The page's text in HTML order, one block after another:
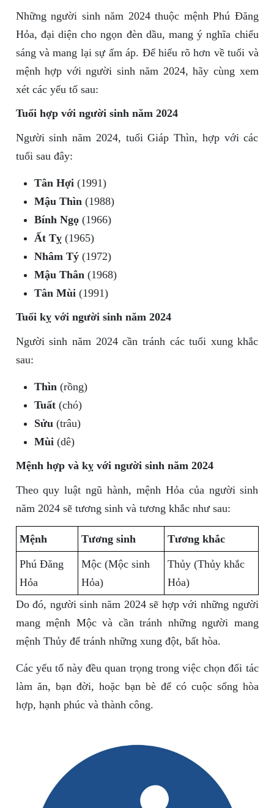
Những người sinh năm 2024 thuộc mệnh Phú Đăng
Hỏa, đại diện cho ngọn đèn dầu, mang ý nghĩa chiếu
sáng và mang lại sự ấm áp. Để hiểu rõ hơn về tuổi và
mệnh hợp với người sinh năm 2024, hãy cùng xem
xét các yếu tố sau:
Tuổi hợp với người sinh năm 2024
Người sinh năm 2024, tuổi Giáp Thìn, hợp với các
tuổi sau đây:
Tân Hợi(1991)
Mậu Thìn(1988)
Bính Ngọ(1966)
Ất Tỵ(1965)
Nhâm Tý(1972)
Mậu Thân(1968)
Tân Mùi(1991)
Tuổi kỵ với người sinh năm 2024
Người sinh năm 2024 cần tránh các tuổi xung khắc
sau:
Thìn(rồng)
Tuất(chó)
Sửu(trâu)
Mùi(dê)
Mệnh hợp và kỵ với người sinh năm 2024
Theo quy luật ngũ hành, mệnh Hỏa của người sinh
năm 2024 sẽ tương sinh và tương khắc như sau:
Mệnh Tương sinh Tương khắc
Phú Đăng
Hỏa
Mộc (Mộc sinh
Hỏa)
Thủy (Thủy khắc
Hỏa)
Do đó, người sinh năm 2024 sẽ hợp với những người
mang mệnh Mộc và cần tránh những người mang
mệnh Thủy để tránh những xung đột, bất hòa.
Các yếu tố này đều quan trọng trong việc chọn đối tác
làm ăn, bạn đời, hoặc bạn bè để có cuộc sống hòa
hợp, hạnh phúc và thành công.